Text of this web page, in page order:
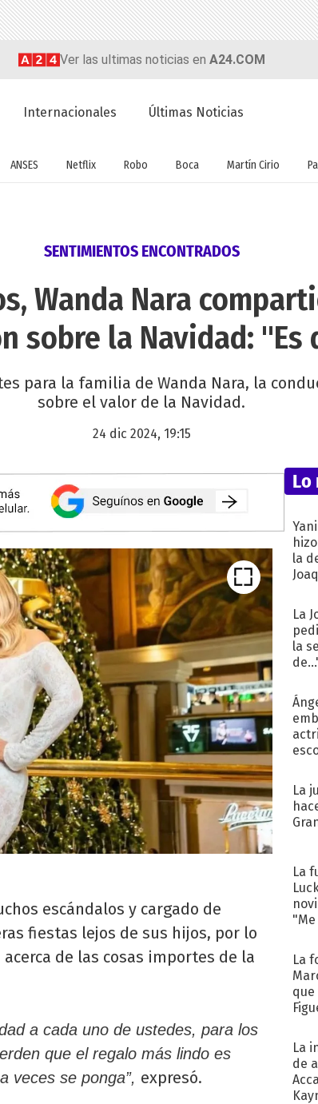
Ver las ultimas noticias en A24.COM
Internacionales Últimas Noticias
ANSES Netflix Robo Boca Martín Cirio
SENTIMIENTOS ENCONTRADOS
Wanda Nara
sobre la Navidad: "Es
para la familia de Wanda Nara, la
sobre el valor de la Navidad.
24 dic 2024, 19:15
escándalos y cargado de
fiestas lejos de sus hijos, por lo
de las cosas importes de la
a cada uno de ustedes, para los
que el regalo más lindo es
veces se ponga”, expresó.
Lo
la
La
la
La
La
"Me
La
La
de